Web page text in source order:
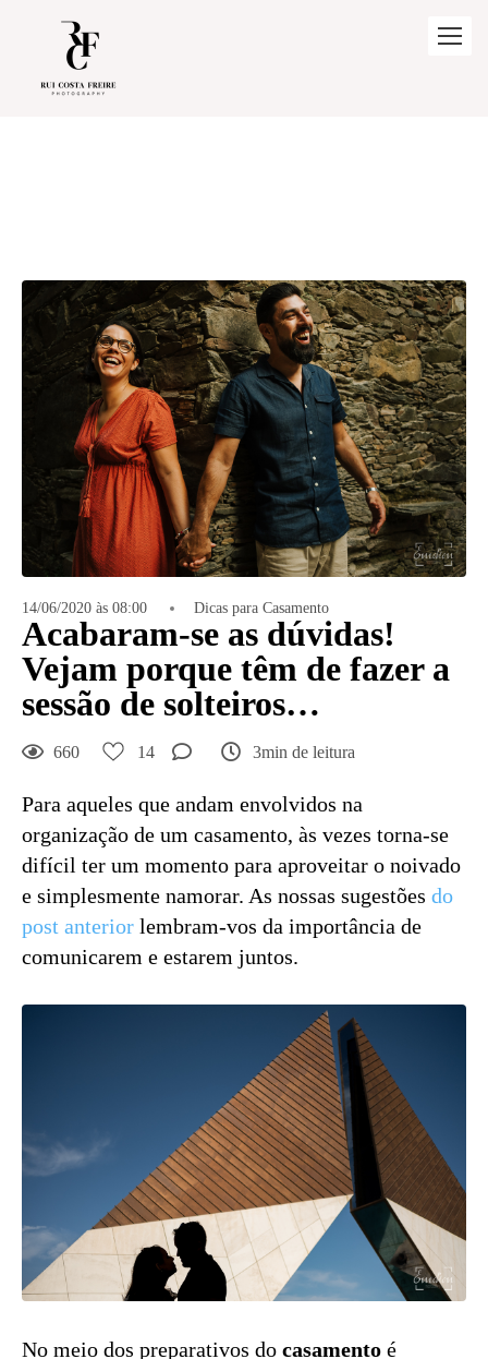
14/06/2020 às 08:00 Dicas para Casamento
Acabaram-se as dúvidas!
Vejam porque têm de fazer a
sessão de solteiros…
660 14 3min de leitura
Para aqueles que andam envolvidos na
organização de um casamento, às vezes torna-se
difícil ter um momento para aproveitar o noivado
e simplesmente namorar. As nossas sugestões do
post anterior lembram-vos da importância de
comunicarem e estarem juntos.
No meio dos preparativos do casamento é